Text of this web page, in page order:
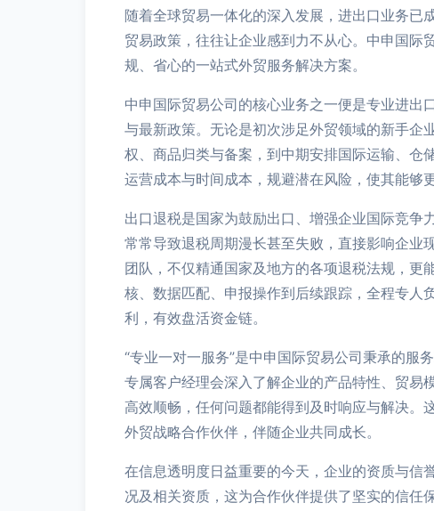
随着全球贸易一体化的深入发展，进出口业务
贸易政策，往往让企业感到力不从心。中申国际
规、省心的一站式外贸服务解决方案。
中申国际贸易公司的核心业务之一便是专业进
与最新政策。无论是初次涉足外贸领域的新手企
权、商品归类与备案，到中期安排国际运输、仓
运营成本与时间成本，规避潜在风险，使其能够
出口退税是国家为鼓励出口、增强企业国际竞争
常常导致退税周期漫长甚至失败，直接影响企业
团队，不仅精通国家及地方的各项退税法规，更
核、数据匹配、申报操作到后续跟踪，全程专人
利，有效盘活资金链。
“专业一对一服务”是中申国际贸易公司秉承的服
专属客户经理会深入了解企业的产品特性、贸易
高效顺畅，任何问题都能得到及时响应与解决。
外贸战略合作伙伴，伴随企业共同成长。
在信息透明度日益重要的今天，企业的资质与信
况及相关资质，这为合作伙伴提供了坚实的信